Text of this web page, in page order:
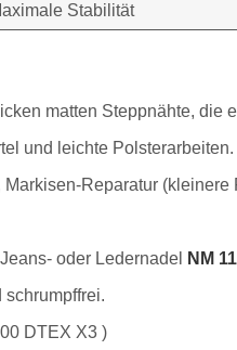
Stabilität
matten Steppnähte, die
und leichte Polsterarbeiten.
Reparatur
oder Ledernadel NM
schrumpffrei.
DTEX X3 )